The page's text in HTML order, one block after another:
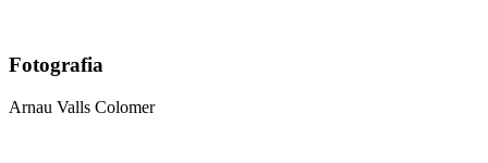
Fotografia
Arnau Valls Colomer